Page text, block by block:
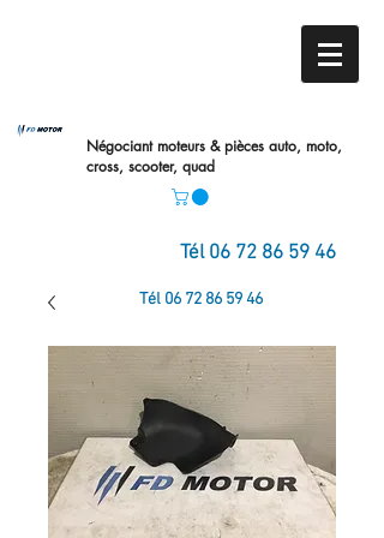
Négociant moteurs & pièces auto, moto,
cross, scooter, quad
Tél 06 72 86 59 46
Tél 06 72 86 59 46